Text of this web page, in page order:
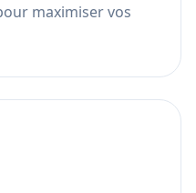
maximiser vos